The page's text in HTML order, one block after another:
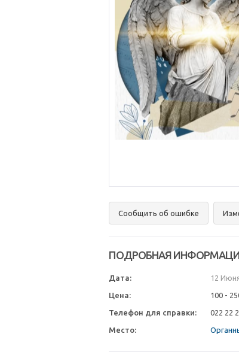
Сообщить об ошибке
ПОДРОБНАЯ
Дата: 12
Цена: 100 -
Телефон для справки: 022 22
Место: